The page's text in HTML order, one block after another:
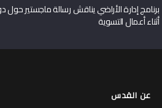
برنامج إدارة الأراضي يناقش رسالة ماجستير حول
أثناء أعمال التسوية
عن القدس